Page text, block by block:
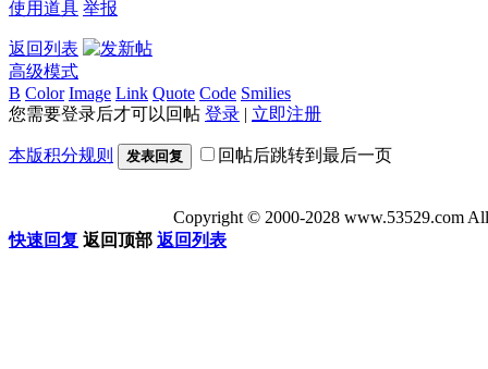
使用道具 举报
返回列表
高级模式
B Color Image Link Quote Code Smilies
您需要登录后才可以回帖 登录 | 立即注册
本版积分规则 发表回复 回帖后跳转到最后一页
Copyright © 2000-2028 www.53529.com
快速回复 返回顶部 返回列表